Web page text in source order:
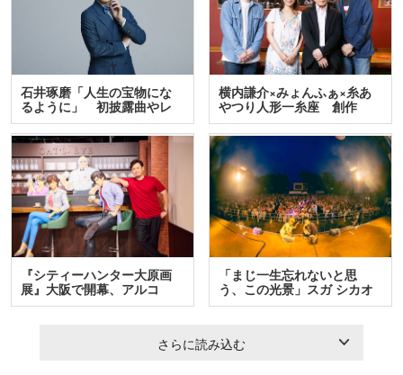
石井琢磨「人生の宝物にな
るように」 初披露曲やレ
ア…
横内謙介×みょんふぁ×糸あ
やつり人形一糸座 創作
人…
『シティーハンター大原画
展』大阪で開幕、アルコ
＆…
「まじ一生忘れないと思
う、この光景」スガ シカオ
と…
さらに読み込む